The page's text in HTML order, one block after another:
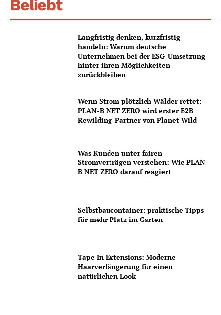
Beliebt
Langfristig denken, kurzfristig
handeln: Warum deutsche
Unternehmen bei der ESG-Umsetzung
hinter ihren Möglichkeiten
zurückbleiben
Wenn Strom plötzlich Wälder rettet:
PLAN-B NET ZERO wird erster B2B
Rewilding-Partner von Planet Wild
Was Kunden unter fairen
Stromverträgen verstehen: Wie PLAN-
B NET ZERO darauf reagiert
Selbstbaucontainer: praktische Tipps
für mehr Platz im Garten
Tape In Extensions: Moderne
Haarverlängerung für einen
natürlichen Look